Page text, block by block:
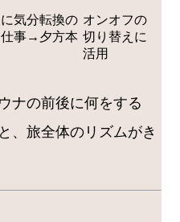
気分転換の
事→夕方本
オンオフの
切り替えに
活用
ナの前後に何をする
、旅全体のリズムがき